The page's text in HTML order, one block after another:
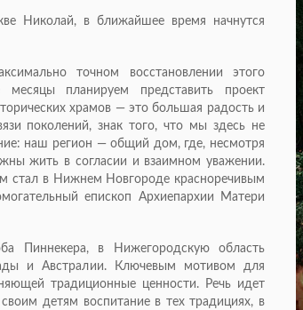
Николай, в ближайшее время начнутся
точном восстановлении этого
планируем представить проект
храмов — это большая радость и
поколений, знак того, что мы здесь не
наш регион — общий дом, где, несмотря
жить в согласии и взаимном уважении.
стал в Нижнем Новгороде красноречивым
епископ Архиепархии Матери
Пиннекера, в Нижегородскую область
и Австралии. Ключевым мотивом для
традиционные ценности. Речь идет
детям воспитание в тех традициях, в